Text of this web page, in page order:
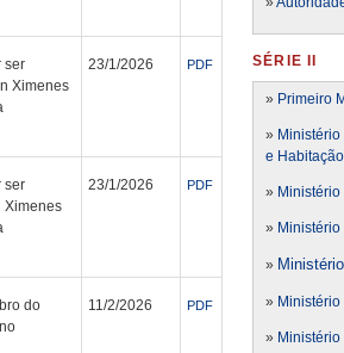
ser
Ximenes
23/1/2026 PDF
ser
Ximenes
23/1/2026 PDF
do
11/2/2026 PDF
SÉRIE II
» Primeiro
»
e
» Ministério
»
»
»
»